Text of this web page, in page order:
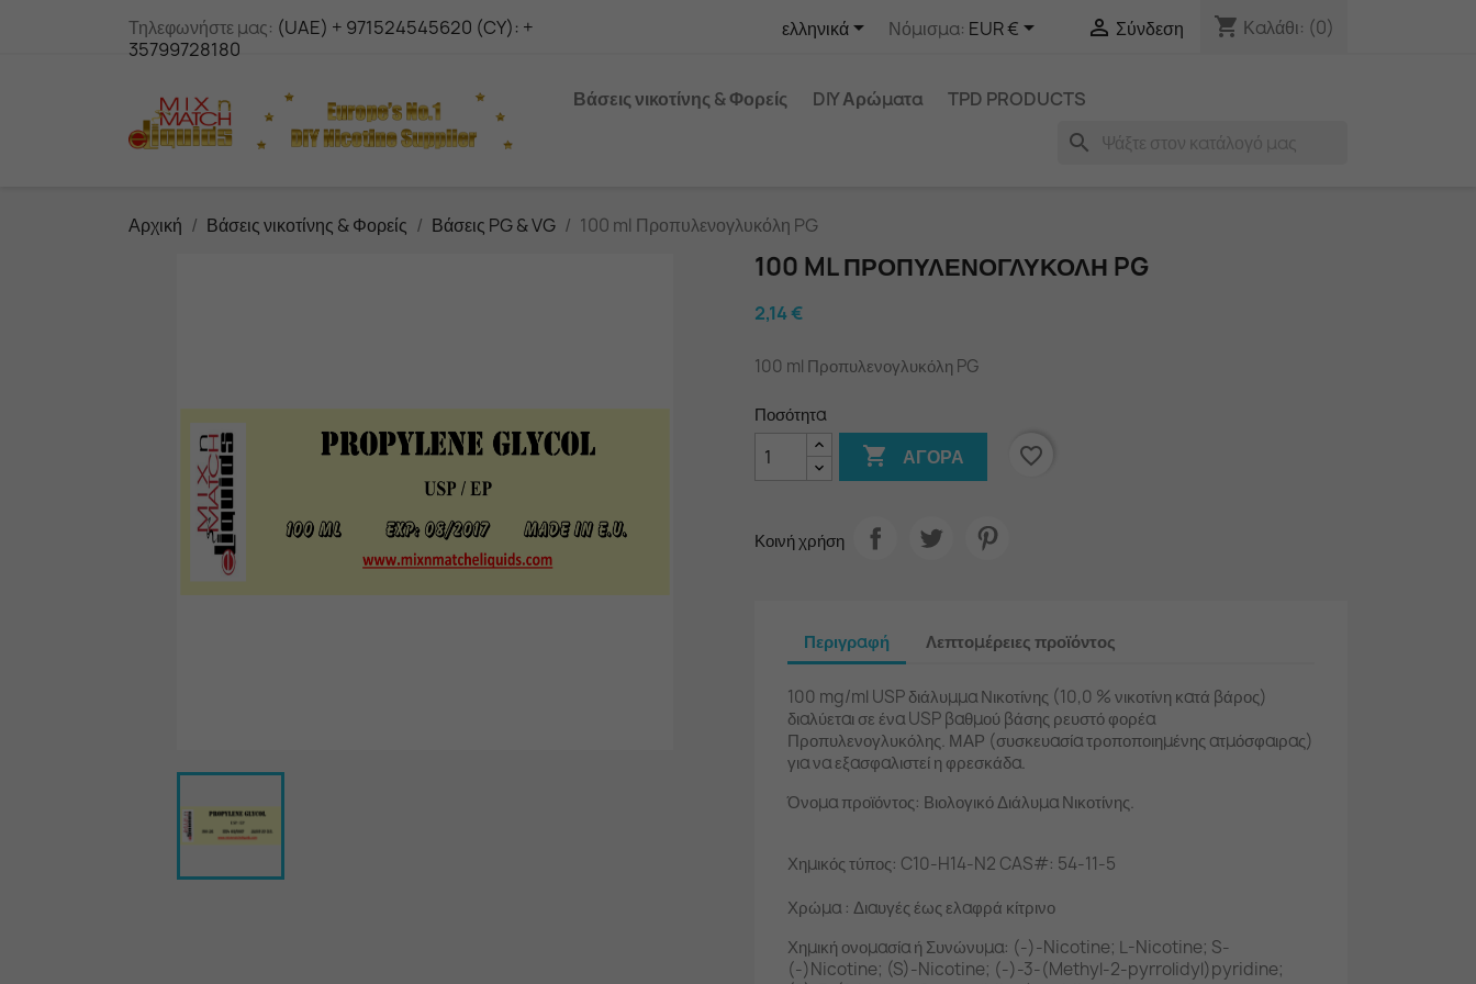
Τηλεφωνήστε μας: (UAE) + 971524545620 (CY): +
35799728180
ελληνικά Νόμισμα: EUR €  Σύνδεση shopping_cart Καλάθι: (0)
Βάσεις νικοτίνης & Φορείς DIY Αρώματα TPD PRODUCTS
search
Αρχική Βάσεις νικοτίνης & Φορείς Βάσεις PG & VG 100 ml Προπυλενογλυκόλη PG
100 ML ΠΡΟΠΥΛΕΝΟΓΛΥΚΌΛΗ PG
2,14 €
100 ml Προπυλενογλυκόλη PG
Ποσότητα
 ΑΓΟΡΆ favorite_border
Κοινή χρήση
Περιγραφή Λεπτομέρειες προϊόντος
100 mg/ml USP διάλυμμα Νικοτίνης (10,0 % νικοτίνη κατά βάρος)
διαλύεται σε ένα USP βαθμού βάσης ρευστό φορέα
Προπυλενογλυκόλης. ΜΑΡ (συσκευασία τροποποιημένης ατμόσφαιρας)
για να εξασφαλιστεί η φρεσκάδα.
Όνομα προϊόντος: Βιολογικό Διάλυμα Νικοτίνης.
Χημικός τύπος: C10-H14-N2 CAS#: 54-11-5
Χρώμα : Διαυγές έως ελαφρά κίτρινο
Χημική ονομασία ή Συνώνυμα: (-)-Nicotine; L-Nicotine; S-
(-)Nicotine; (S)-Nicotine; (-)-3-(Methyl-2-pyrrolidyl)pyridine;